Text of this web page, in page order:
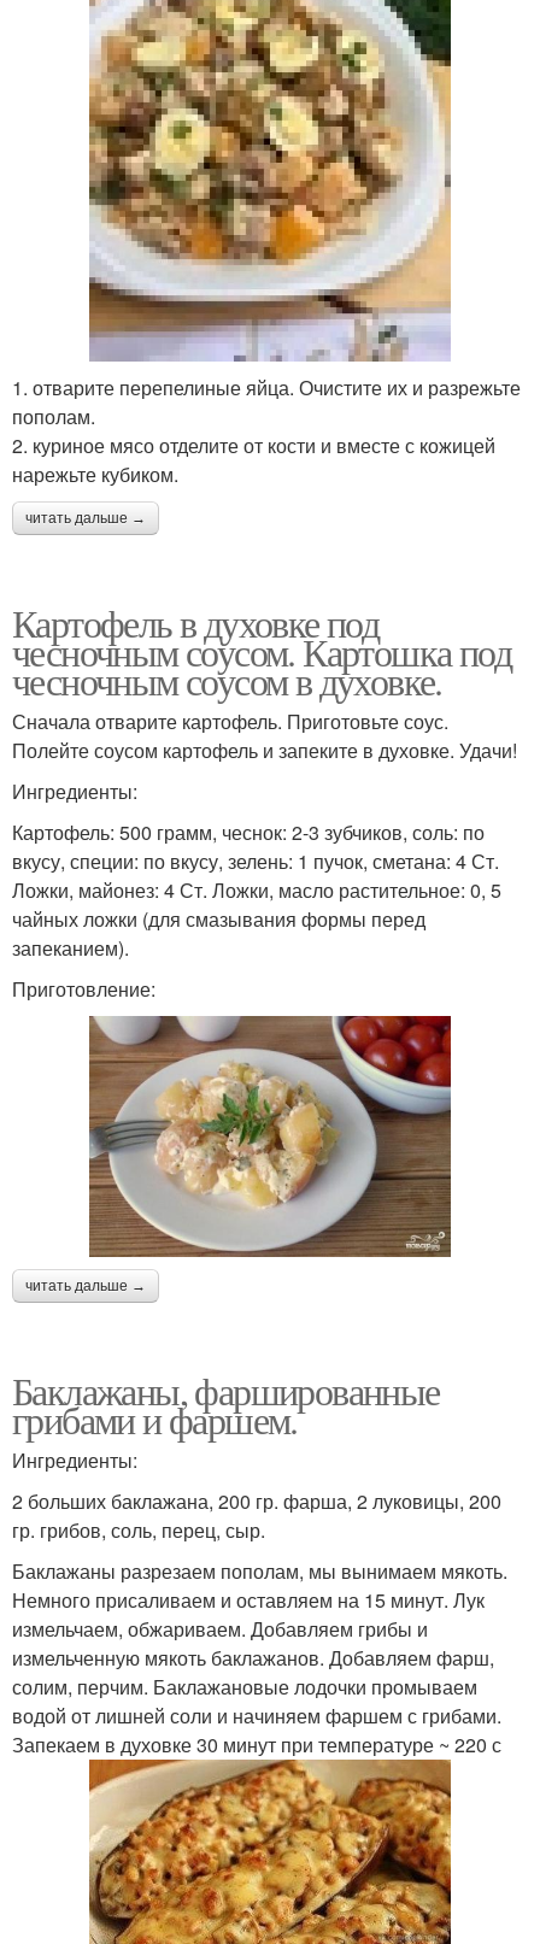
1. отварите перепелиные яйца. Очистите их и разрежьте
пополам.
2. куриное мясо отделите от кости и вместе с кожицей
нарежьте кубиком.
читать дальше →
Картофель в духовке под
чесночным соусом. Картошка под
чесночным соусом в духовке.
Сначала отварите картофель. Приготовьте соус.
Полейте соусом картофель и запеките в духовке. Удачи!
Ингредиенты:
Картофель: 500 грамм, чеснок: 2-3 зубчиков, соль: по
вкусу, специи: по вкусу, зелень: 1 пучок, сметана: 4 Ст.
Ложки, майонез: 4 Ст. Ложки, масло растительное: 0, 5
чайных ложки (для смазывания формы перед
запеканием).
Приготовление:
читать дальше →
Баклажаны, фаршированные
грибами и фаршем.
Ингредиенты:
2 больших баклажана, 200 гр. фарша, 2 луковицы, 200
гр. грибов, соль, перец, сыр.
Баклажаны разрезаем пополам, мы вынимаем мякоть.
Немного присаливаем и оставляем на 15 минут. Лук
измельчаем, обжариваем. Добавляем грибы и
измельченную мякоть баклажанов. Добавляем фарш,
солим, перчим. Баклажановые лодочки промываем
водой от лишней соли и начиняем фаршем с грибами.
Запекаем в духовке 30 минут при температуре ~ 220 с